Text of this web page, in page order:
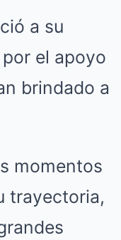
a su
el apoyo
brindado a
momentos
trayectoria,